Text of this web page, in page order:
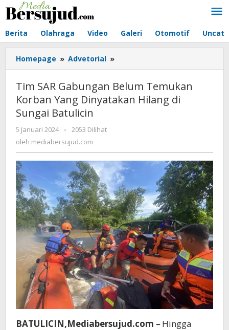
Lewati
Berita Olahraga Video Galeri Otomotif
Homepage » Advetorial »
SAR
Gabungan
Belum
Temukan
di
Sungai
Batulicin
Tim SAR Gabungan Belum Temukan
Korban Yang Dinyatakan Hilang di
Sungai Batulicin
5 Januari 2024
oleh
mediabersujud.com
-
2053 Dilihat
oleh mediabersujud.com
BATULICIN,Mediabersujud.com –Hingga